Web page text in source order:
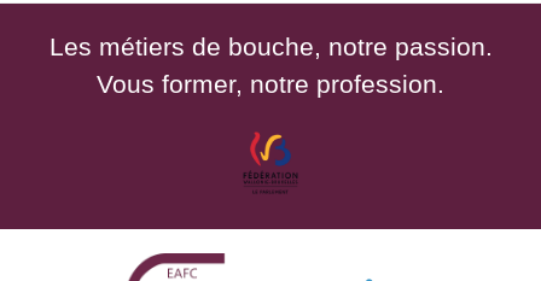
Les métiers de bouche, notre passion.
Vous former, notre profession.